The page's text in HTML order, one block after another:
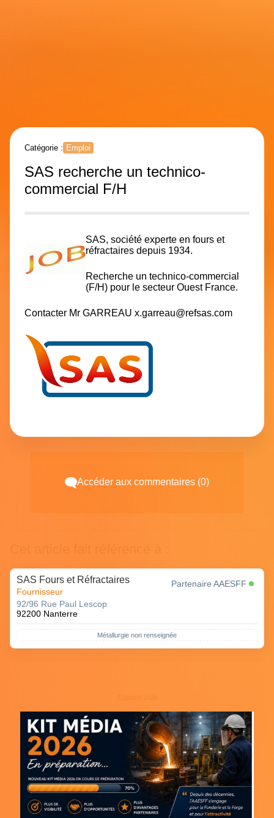
Catégorie : Emploi
SAS recherche un technico-
commercial F/H
SAS, société experte en fours et
réfractaires depuis 1934.
Recherche un technico-commercial
(F/H) pour le secteur Ouest France.
Contacter Mr GARREAU x.garreau@refsas.com
Accéder aux commentaires (0)
SAS Fours et Réfractaires
Fournisseur
Partenaire AAESFF
92/96 Rue Paul Lescop
92200 Nanterre
Métallurgie non renseignée